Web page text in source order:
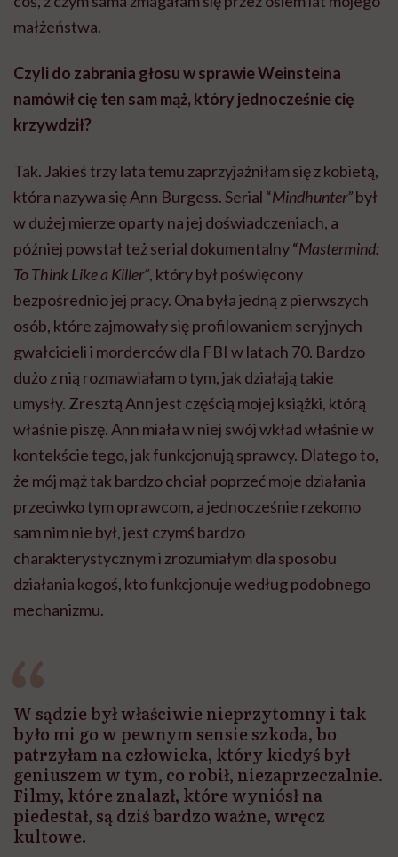
małżeństwa.
Czyli do zabrania głosu w sprawie Weinsteina
namówił cię ten sam mąż, który jednocześnie cię
krzywdził?
Tak. Jakieś trzy lata temu zaprzyjaźniłam się z kobietą,
która nazywa się Ann Burgess. Serial “Mindhunter”był
w dużej mierze oparty na jej doświadczeniach, a
później powstał też serial dokumentalny “Mastermind:
To Think Like a Killer”, który był poświęcony
bezpośrednio jej pracy. Ona była jedną z pierwszych
osób, które zajmowały się profilowaniem seryjnych
gwałcicieli i morderców dla FBI w latach 70. Bardzo
dużo z nią rozmawiałam o tym, jak działają takie
umysły. Zresztą Ann jest częścią mojej książki, którą
właśnie piszę. Ann miała w niej swój wkład właśnie w
kontekście tego, jak funkcjonują sprawcy. Dlatego to,
że mój mąż tak bardzo chciał poprzeć moje działania
przeciwko tym oprawcom, a jednocześnie rzekomo
sam nim nie był, jest czymś bardzo
charakterystycznym i zrozumiałym dla sposobu
działania kogoś, kto funkcjonuje według podobnego
mechanizmu.
W sądzie był właściwie nieprzytomny i tak
było mi go w pewnym sensie szkoda, bo
patrzyłam na człowieka, który kiedyś był
geniuszem w tym, co robił, niezaprzeczalnie.
Filmy, które znalazł, które wyniósł na
piedestał, są dziś bardzo ważne, wręcz
kultowe.